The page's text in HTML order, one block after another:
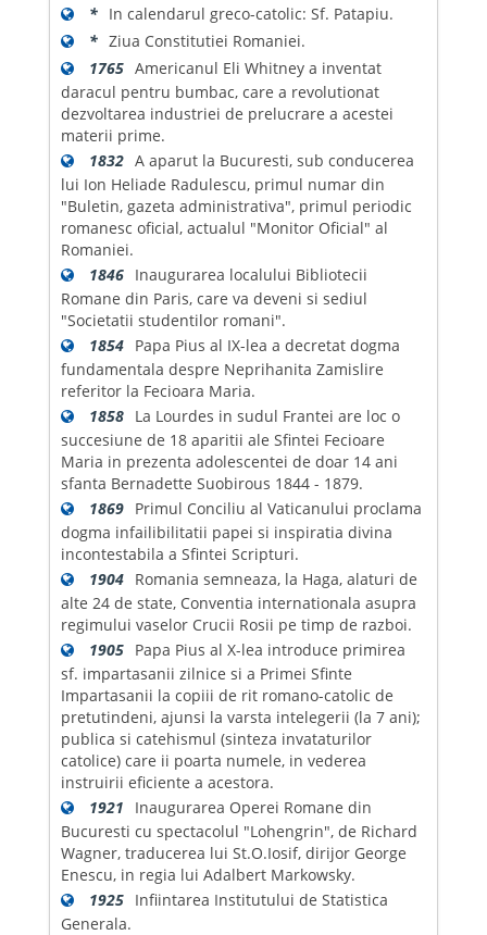
* In calendarul greco-catolic: Sf. Patapiu.
* Ziua Constitutiei Romaniei.
1765 Americanul Eli Whitney a inventat
daracul pentru bumbac, care a revolutionat
dezvoltarea industriei de prelucrare a acestei
materii prime.
1832 A aparut la Bucuresti, sub conducerea
lui Ion Heliade Radulescu, primul numar din
"Buletin, gazeta administrativa", primul periodic
romanesc oficial, actualul "Monitor Oficial" al
Romaniei.
1846 Inaugurarea localului Bibliotecii
Romane din Paris, care va deveni si sediul
"Societatii studentilor romani".
1854 Papa Pius al IX-lea a decretat dogma
fundamentala despre Neprihanita Zamislire
referitor la Fecioara Maria.
1858 La Lourdes in sudul Frantei are loc o
succesiune de 18 aparitii ale Sfintei Fecioare
Maria in prezenta adolescentei de doar 14 ani
sfanta Bernadette Suobirous 1844 - 1879.
1869 Primul Conciliu al Vaticanului proclama
dogma infailibilitatii papei si inspiratia divina
incontestabila a Sfintei Scripturi.
1904 Romania semneaza, la Haga, alaturi de
alte 24 de state, Conventia internationala asupra
regimului vaselor Crucii Rosii pe timp de razboi.
1905 Papa Pius al X-lea introduce primirea
sf. impartasanii zilnice si a Primei Sfinte
Impartasanii la copiii de rit romano-catolic de
pretutindeni, ajunsi la varsta intelegerii (la 7 ani);
publica si catehismul (sinteza invataturilor
catolice) care ii poarta numele, in vederea
instruirii eficiente a acestora.
1921
Inaugurarea Operei Romane din
Bucuresti cu spectacolul "Lohengrin", de Richard
Wagner, traducerea lui St.O.Iosif, dirijor George
Enescu, in regia lui Adalbert Markowsky.
1925 Infiintarea Institutului de Statistica
Generala.